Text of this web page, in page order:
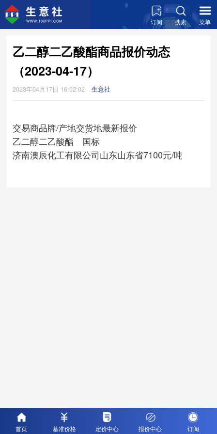
订阅 搜索 菜单
乙二醇二乙酸酯商品报价动态
（2023-04-17）
2023年04月17日 16:02:02 生意社
交易商品牌/产地交货地最新报价
乙二醇二乙酸酯 国标
济南澳辰化工有限公司山东山东省7100元/吨
首页 基准价格 定价中心 报价中心 订阅